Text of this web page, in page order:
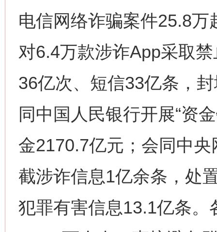
电信网络诈骗案件25.8
对6.4万款涉诈App采取
36亿次、短信33亿条，
同中国人民银行开展“资
金2170.7亿元；会同中
截涉诈信息1亿余条，处
犯罪有害信息13.1亿条
网上购药对药下症？